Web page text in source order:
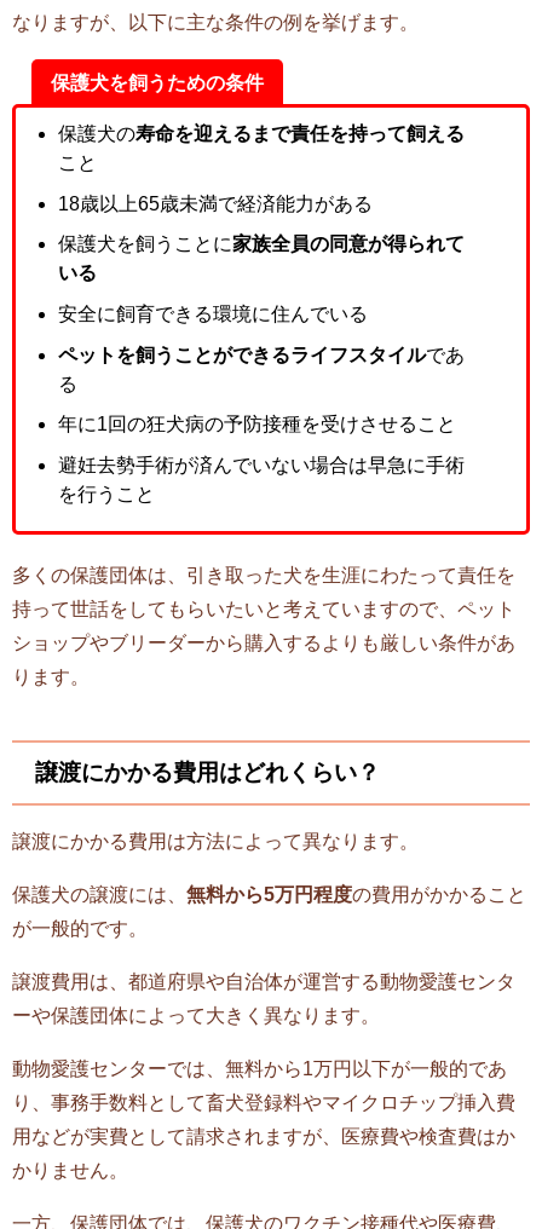
なりますが、以下に主な条件の例を挙げます。
保護犬を飼うための条件
保護犬の寿命を迎えるまで責任を持って飼える
こと
18歳以上65歳未満で経済能力がある
保護犬を飼うことに家族全員の同意が得られて
いる
安全に飼育できる環境に住んでいる
ペットを飼うことができるライフスタイルであ
る
年に1回の狂犬病の予防接種を受けさせること
避妊去勢手術が済んでいない場合は早急に手術
を行うこと
多くの保護団体は、引き取った犬を生涯にわたって責任を
持って世話をしてもらいたいと考えていますので、ペット
ショップやブリーダーから購入するよりも厳しい条件があ
ります。
譲渡にかかる費用はどれくらい？
譲渡にかかる費用は方法によって異なります。
保護犬の譲渡には、 無料から5万円程度の費用がかかること
が一般的です。
譲渡費用は、都道府県や自治体が運営する動物愛護センタ
ーや保護団体によって大きく異なります。
動物愛護センターでは、無料から1万円以下が一般的であ
り、事務手数料として畜犬登録料やマイクロチップ挿入費
用などが実費として請求されますが、医療費や検査費はか
かりません。
一方、保護団体では、保護犬のワクチン接種代や医療費、